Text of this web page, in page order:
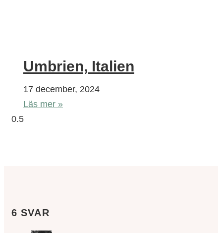
Umbrien, Italien
17 december, 2024
Läs mer »
6 SVAR